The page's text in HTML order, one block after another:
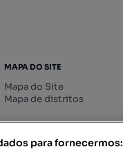
MAPA DO SITE
Mapa do Site
Mapa de distritos
para fornecermos: